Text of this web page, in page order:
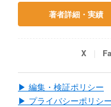
著者詳細・実績
X
▶ 編集・検証ポリシー
▶ プライバシーポリシー